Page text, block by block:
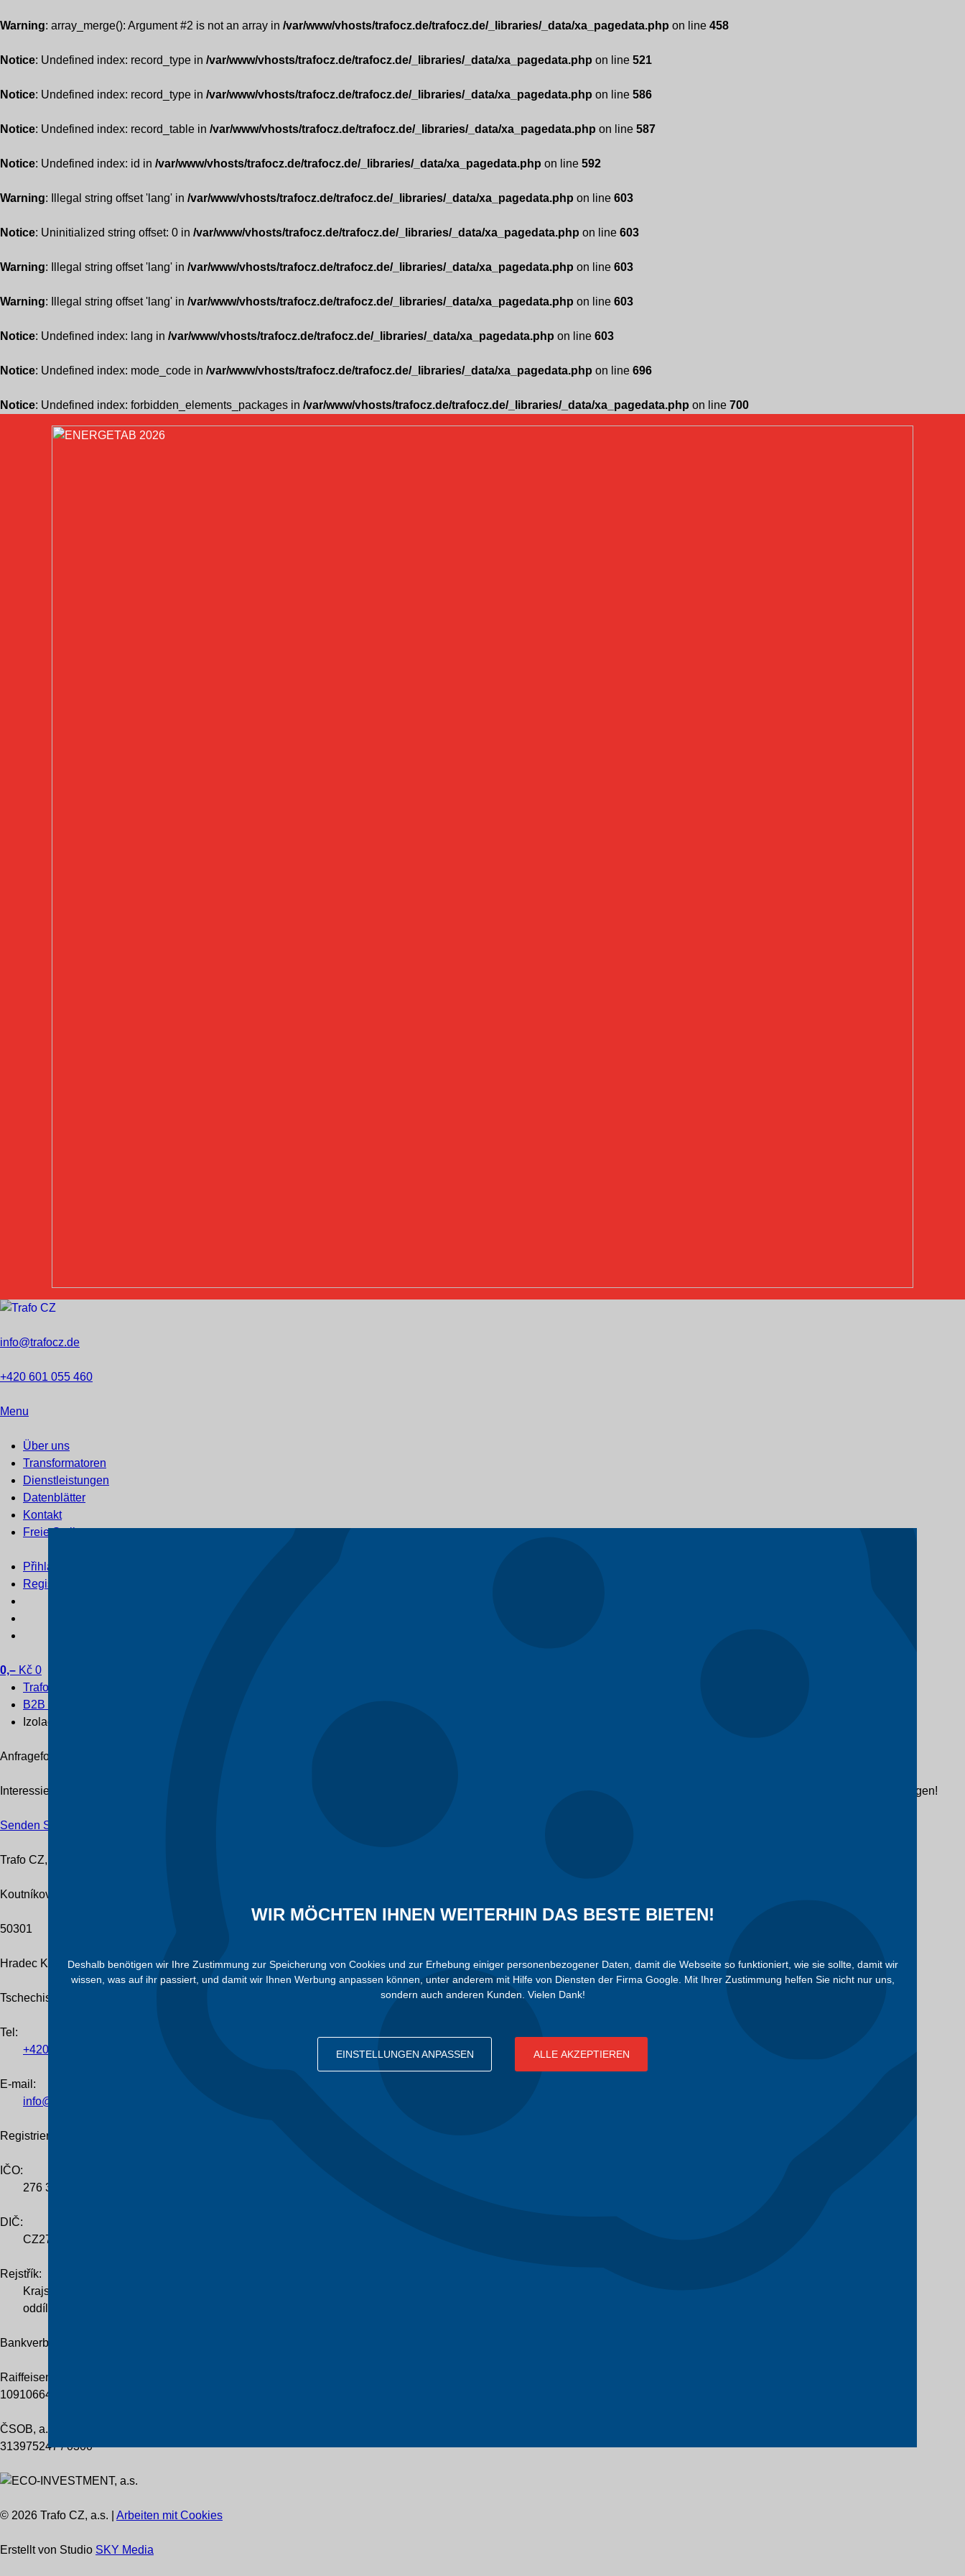
Warning: array_merge(): Argument #2 is not an array in /var/www/vhosts/trafocz.de/trafocz.de/_libraries/_data/xa_pagedata.php on line 458
Notice: Undefined index: record_type in /var/www/vhosts/trafocz.de/trafocz.de/_libraries/_data/xa_pagedata.php on line 521
Notice: Undefined index: record_type in /var/www/vhosts/trafocz.de/trafocz.de/_libraries/_data/xa_pagedata.php on line 586
Notice: Undefined index: record_table in /var/www/vhosts/trafocz.de/trafocz.de/_libraries/_data/xa_pagedata.php on line 587
Notice: Undefined index: id in /var/www/vhosts/trafocz.de/trafocz.de/_libraries/_data/xa_pagedata.php on line 592
Warning: Illegal string offset 'lang' in /var/www/vhosts/trafocz.de/trafocz.de/_libraries/_data/xa_pagedata.php on line 603
Notice: Uninitialized string offset: 0 in /var/www/vhosts/trafocz.de/trafocz.de/_libraries/_data/xa_pagedata.php on line 603
Warning: Illegal string offset 'lang' in /var/www/vhosts/trafocz.de/trafocz.de/_libraries/_data/xa_pagedata.php on line 603
Warning: Illegal string offset 'lang' in /var/www/vhosts/trafocz.de/trafocz.de/_libraries/_data/xa_pagedata.php on line 603
Notice: Undefined index: lang in /var/www/vhosts/trafocz.de/trafocz.de/_libraries/_data/xa_pagedata.php on line 603
Notice: Undefined index: mode_code in /var/www/vhosts/trafocz.de/trafocz.de/_libraries/_data/xa_pagedata.php on line 696
Notice: Undefined index: forbidden_elements_packages in /var/www/vhosts/trafocz.de/trafocz.de/_libraries/_data/xa_pagedata.php on line 700
info@trafocz.de
+420 601 055 460
Menu
Über uns
Transformatoren
Dienstleistungen
Datenblätter
Kontakt
Freie Stellen
Přihlášení
Registrace
0,– Kč 0
Trafo CZ
B2B e-shop
Izolační materiály
Anfrageformular
Interessieren Sie sich für einen bestimmten Typ Transformator? Sie erhalten das Angebot zusammen mit den technischen Spezifikationen und Lieferbedingungen innerhalb von 2 Tagen!
Senden Sie uns Ihre Anfrage
Trafo CZ, a.s.
Koutníkova 208/12
50301
Hradec Králové
Tschechische Republik
Tel :
+420
E-mail:
info@trafocz.de
Registrierung des Unternehmens
IČO:
276 36 224
DIČ:
CZ276 36 224
Rejstřík:
Krajský soud v Hradci Králové
oddíl B, vložka 2838
Bankverbindung
Raiffeisenbank Praha
109106648 / 5500
ČSOB, a.s.
313975247 / 0300
© 2026 Trafo CZ, a.s. | Arbeiten mit Cookies
Erstellt von Studio SKY Media
WIR MÖCHTEN IHNEN WEITERHIN DAS BESTE BIETEN!
Deshalb benötigen wir Ihre Zustimmung zur Speicherung von Cookies und zur Erhebung einiger personenbezogener Daten, damit die Webseite so funktioniert, wie sie sollte, damit wir
wissen, was auf ihr passiert, und damit wir Ihnen Werbung anpassen können, unter anderem mit Hilfe von Diensten der Firma Google. Mit Ihrer Zustimmung helfen Sie nicht nur uns,
sondern auch anderen Kunden. Vielen Dank!
EINSTELLUNGEN ANPASSEN ALLE AKZEPTIEREN